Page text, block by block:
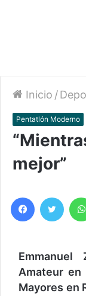
Inicio /
Pentatlón Moderno
mejor”
Emmanuel
Amateur en
Mayores en